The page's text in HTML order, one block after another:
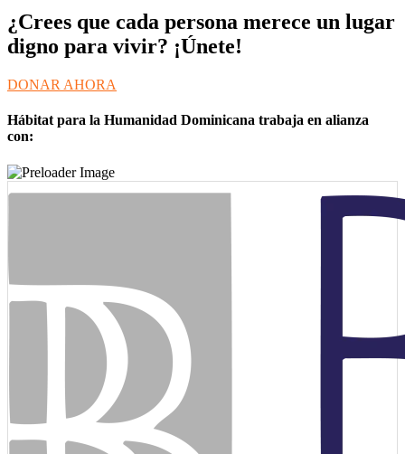
¿Crees que cada persona merece un lugar
digno para vivir? ¡Únete!
DONAR AHORA
Hábitat para la Humanidad Dominicana trabaja en alianza
con: